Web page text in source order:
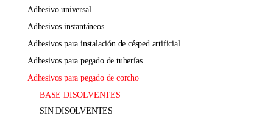
adhesivo universal
adhesivos instantáneos
adhesivos para instalación de césped artificial
adhesivos para pegado de tuberías
adhesivos para pegado de corcho
BASE DISOLVENTES
SIN DISOLVENTES